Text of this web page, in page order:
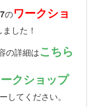
のワークショ
ました！
の詳細はこちら
クショップ
してください。